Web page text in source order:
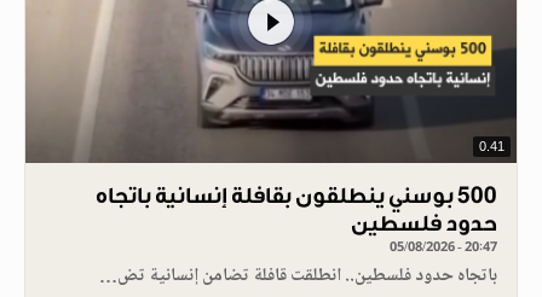
0.41
500 بوسني ينطلقون بقافلة إنسانية باتجاه
حدود فلسطين
05/08/2026 - 20:47
باتجاه حدود فلسطين.. انطلقت قافلة تضامن إنسانية تض…